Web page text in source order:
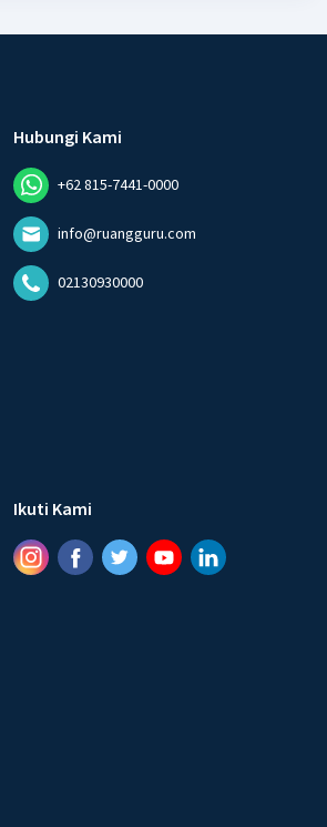
Hubungi Kami
+62 815-7441-0000
info@ruangguru.com
02130930000
Ikuti Kami